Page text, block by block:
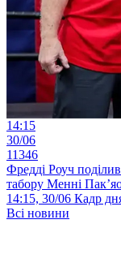
14:15
30/06
11346
Фредді Роуч
табору Менні
14:15, 30/06 Кадр
Всі новини